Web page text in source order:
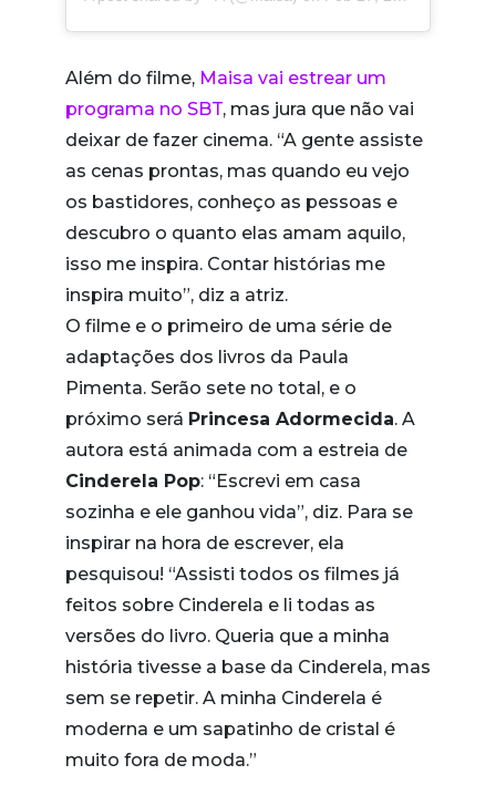
Além do filme, Maisa vai estrear um
programa no SBT, mas jura que não vai
deixar de fazer cinema. “A gente assiste
as cenas prontas, mas quando eu vejo
os bastidores, conheço as pessoas e
descubro o quanto elas amam aquilo,
isso me inspira. Contar histórias me
inspira muito”, diz a atriz.
O filme e o primeiro de uma série de
adaptações dos livros da Paula
Pimenta. Serão sete no total, e o
próximo será Princesa Adormecida. A
autora está animada com a estreia de
Cinderela Pop: “Escrevi em casa
sozinha e ele ganhou vida”, diz. Para se
inspirar na hora de escrever, ela
pesquisou! “Assisti todos os filmes já
feitos sobre Cinderela e li todas as
versões do livro. Queria que a minha
história tivesse a base da Cinderela, mas
sem se repetir. A minha Cinderela é
moderna e um sapatinho de cristal é
muito fora de moda.”